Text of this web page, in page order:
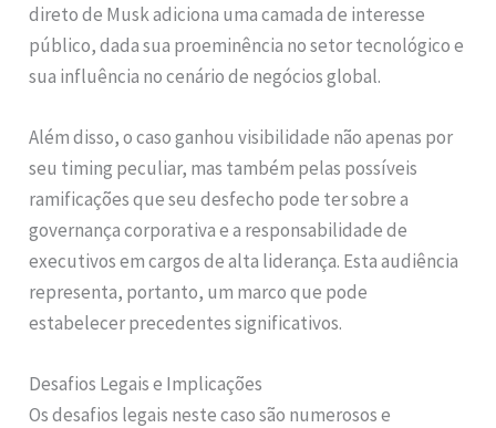
direto de Musk adiciona uma camada de interesse
público, dada sua proeminência no setor tecnológico e
sua influência no cenário de negócios global.
Além disso, o caso ganhou visibilidade não apenas por
seu timing peculiar, mas também pelas possíveis
ramificações que seu desfecho pode ter sobre a
governança corporativa e a responsabilidade de
executivos em cargos de alta liderança. Esta audiência
representa, portanto, um marco que pode
estabelecer precedentes significativos.
Desafios Legais e Implicações
Os desafios legais neste caso são numerosos e